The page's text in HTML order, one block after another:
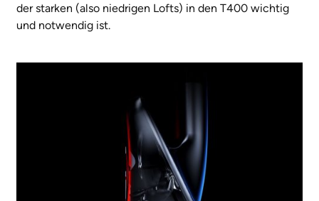
der starken (also niedrigen Lofts) in den T400 wichtig
und notwendig ist.